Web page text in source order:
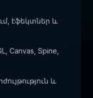
էֆեկտներ և
Canvas, Spine,
և